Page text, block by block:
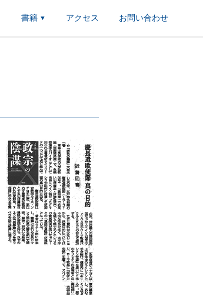
書籍 ▼ アクセス お問い合わせ